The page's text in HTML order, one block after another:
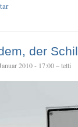
der
2010 - 17:00 – tetti